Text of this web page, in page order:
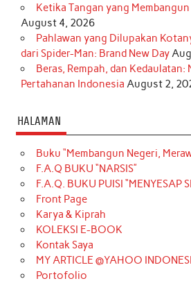
Ketika Tangan yang
August 4, 2026
Pahlawan yang Dilupakan
dari Spider-Man: Brand New Day
Beras, Rempah, dan Kedaulatan:
Pertahanan Indonesia August 2,
HALAMAN
Buku “Membangun Negeri,
F.A.Q BUKU “NARSIS”
F.A.Q. BUKU PUISI “MENYESAP
Front Page
Karya & Kiprah
KOLEKSI E-BOOK
Kontak Saya
MY ARTICLE @YAHOO
Portofolio